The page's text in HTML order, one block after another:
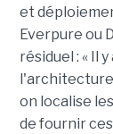
et
Everpure ou
résiduel : « Il
on localise
de fournir